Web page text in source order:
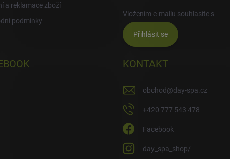
a reklamace zboží
podmínky
Vložením e-mailu souhlasíte s
Přihlásit se
KONTAKT
obchod@day-spa.cz
+420 777 543 478
Facebook
day_spa_shop/